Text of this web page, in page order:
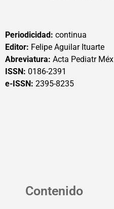
Periodicidad: continua
Editor: Felipe Aguilar Ituarte
Abreviatura: Acta Pediatr Méx
ISSN: 0186-2391
e-ISSN: 2395-8235
Contenido